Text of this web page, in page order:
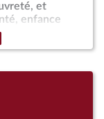
et
enfance